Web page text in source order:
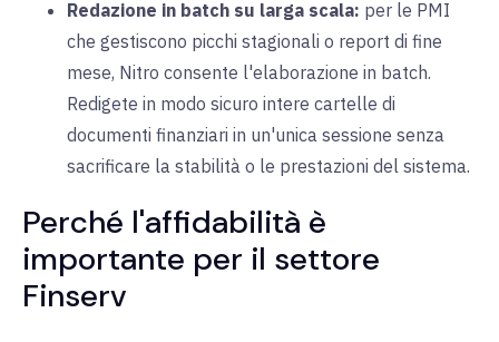
Redazione in batch su larga scala: per le PMI
che gestiscono picchi stagionali o report di fine
mese, Nitro consente l'elaborazione in batch.
Redigete in modo sicuro intere cartelle di
documenti finanziari in un'unica sessione senza
sacrificare la stabilità o le prestazioni del sistema.
Perché l'affidabilità è
importante per il settore
Finserv